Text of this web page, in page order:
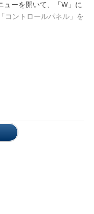
ューを開いて、「W」に
コントロールパネル」を
アップを実行します
領域を増やすことができ